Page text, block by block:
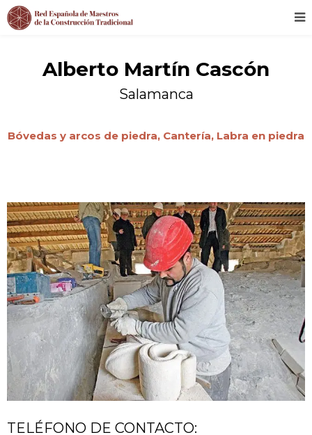
Alberto Martín Cascón
Salamanca
Bóvedas y arcos de piedra, Cantería, Labra en piedra
TELÉFONO DE CONTACTO: